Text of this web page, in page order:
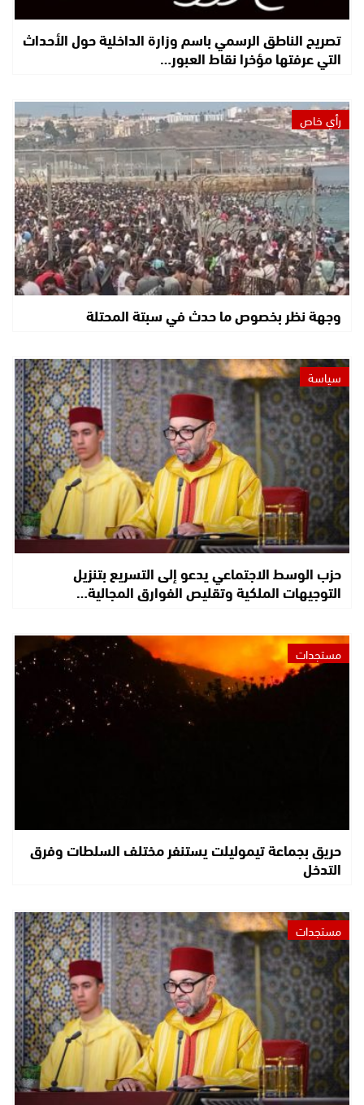
تصريح الناطق الرسمي باسم وزارة الداخلية حول الأحداث
التي عرفتها مؤخرا نقاط العبور…
رأي خاص
وجهة نظر بخصوص ما حدث في سبتة المحتلة
سياسة
حزب الوسط الاجتماعي يدعو إلى التسريع بتنزيل
التوجيهات الملكية وتقليص الفوارق المجالية…
مستجدات
حريق بجماعة تيموليلت يستنفر مختلف السلطات وفرق
التدخل
مستجدات